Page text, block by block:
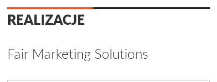
REALIZACJE
Fair Marketing Solutions